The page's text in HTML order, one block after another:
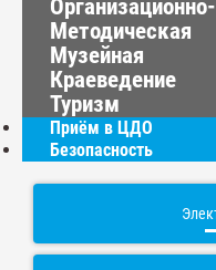
Методическая
Музейная
Краеведение
Туризм
Приём в ЦДО
Безопасность